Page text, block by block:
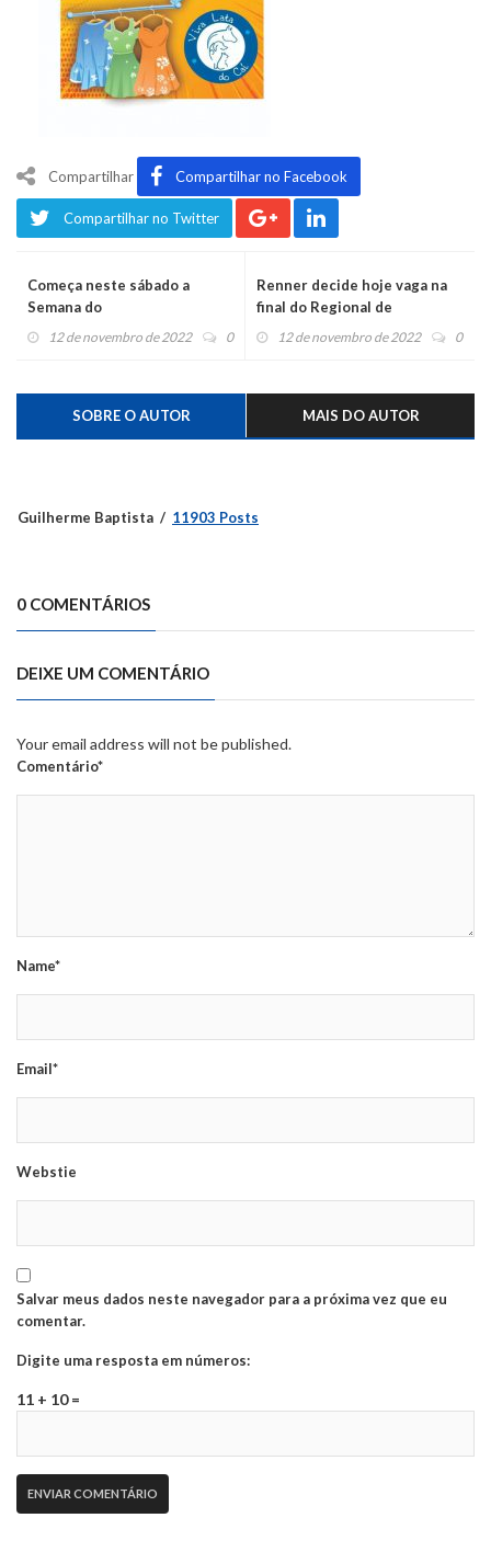
Compartilhar Compartilhar no Facebook
Compartilhar no Twitter
Começa neste sábado a
Semana do
Empreendedorismo Feminino
12 de novembro de 2022 0
Renner decide hoje vaga na
final do Regional de
Sessentões
12 de novembro de 2022 0
SOBRE O AUTOR MAIS DO AUTOR
Guilherme Baptista 11903 Posts
0 COMENTÁRIOS
DEIXE UM COMENTÁRIO
Your email address will not be published.
Comentário*
Name*
Email*
Webstie
Salvar meus dados neste navegador para a próxima vez que eu
comentar.
Digite uma resposta em números:
11 + 10 =